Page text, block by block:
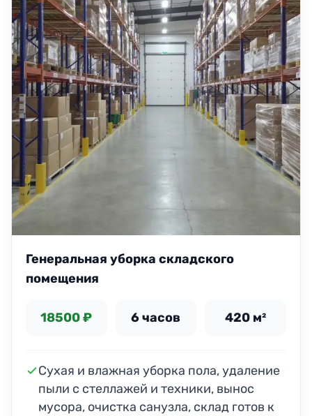
Генеральная уборка складского
помещения
18500 ₽ 6 часов 420 м²
Сухая и влажная уборка пола, удаление
пыли с стеллажей и техники, вынос
мусора, очистка санузла, склад готов к